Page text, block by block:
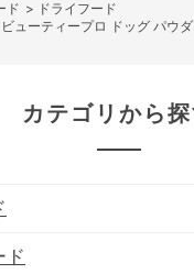
ド > ドライフード
ビューティープロ ドッグ パウ
カテゴリから
ド